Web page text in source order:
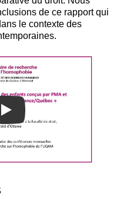
de ce rapport qui
le contexte des